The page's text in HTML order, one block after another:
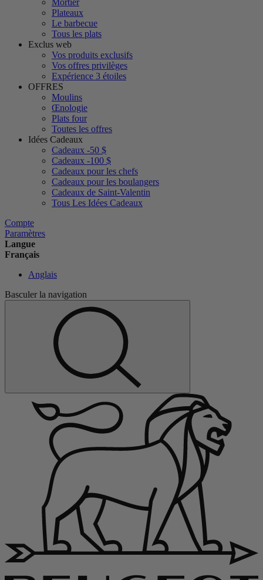
Mortier
Plateaux
Le barbecue
Tous les plats
Exclus web
Vos produits exclusifs
Vos offres privilèges
Expérience 3 étoiles
OFFRES
Moulins
Œnologie
Plats four
Toutes les offres
Idées Cadeaux
Cadeaux -50 $
Cadeaux -100 $
Cadeaux pour les chefs
Cadeaux pour les boulangers
Cadeaux de Saint-Valentin
Tous Les Idées Cadeaux
Compte
Paramètres
Langue
Français
Anglais
Basculer la navigation